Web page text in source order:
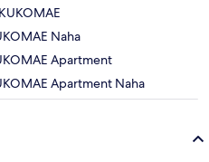
Naha
Apartment
Apartment Naha